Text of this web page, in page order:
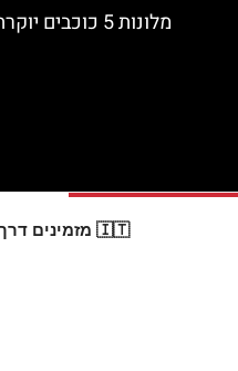
🇮🇹 מזמינים דרך Booking? קבלו
מלונות 5 כוכבים יוקרתיים בפירנצה